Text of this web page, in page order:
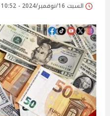
السبت 16/نوفمبر/2024 - 10:52 ص